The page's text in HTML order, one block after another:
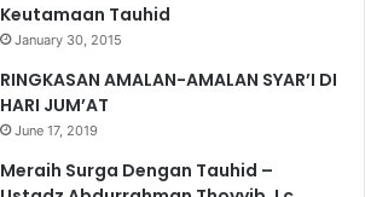
Keutamaan Tauhid
January 30, 2015
RINGKASAN AMALAN-AMALAN SYAR’I DI
HARI JUM’AT
June 17, 2019
Meraih Surga Dengan Tauhid –